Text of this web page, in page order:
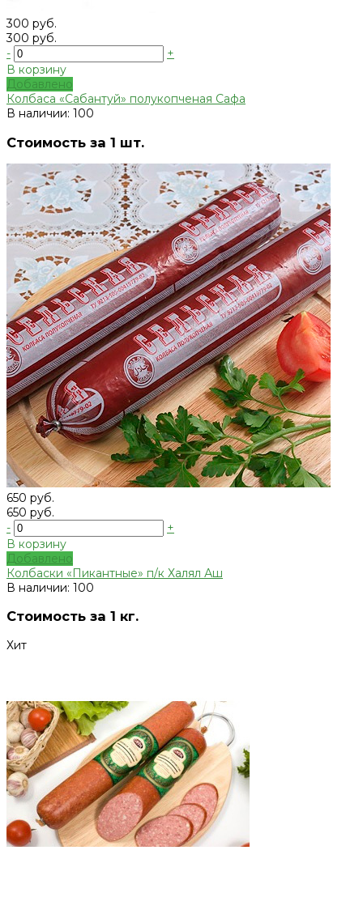
300 руб.
300 руб.
-
+
В корзину
Добавлено
Колбаса «Сабантуй» полукопченая Сафа
В наличии: 100
Стоимость за 1 шт.
650 руб.
650 руб.
-
+
В корзину
Добавлено
Колбаски «Пикантные» п/к Халял Аш
В наличии: 100
Стоимость за 1 кг.
Хит